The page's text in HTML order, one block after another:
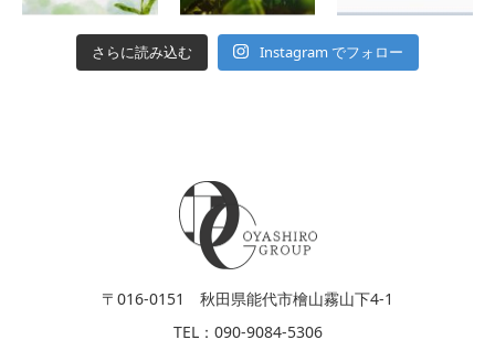
さらに読み込む Instagram でフォロー
〒016-0151 秋田県能代市檜山霧山下4-1
TEL：090-9084-5306